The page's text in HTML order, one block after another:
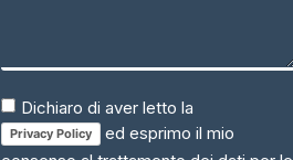
Dichiaro di aver letto la
Privacy Policy
ed esprimo il mio